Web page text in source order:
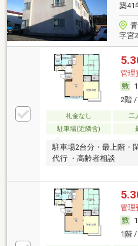
築41
字宮
管理
2階 /
礼金なし 二
駐車場(近隣含)
駐車場2台分・最上階・
代行 ・高齢者相談
管理
1階 /